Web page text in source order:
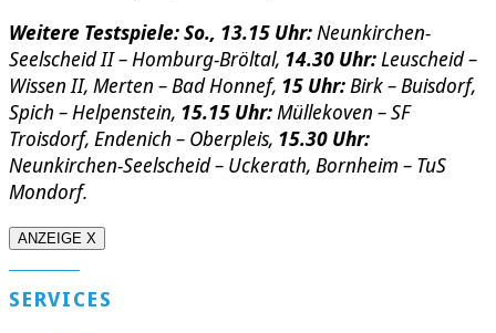
Weitere Testspiele: So., 13.15 Uhr: Neunkirchen-
Seelscheid II – Homburg-Bröltal, 14.30 Uhr: Leuscheid –
Wissen II, Merten – Bad Honnef, 15 Uhr: Birk – Buisdorf,
Spich – Helpenstein, 15.15 Uhr: Müllekoven – SF
Troisdorf, Endenich – Oberpleis, 15.30 Uhr:
Neunkirchen-Seelscheid – Uckerath, Bornheim – TuS
Mondorf.
ANZEIGE X
SERVICES